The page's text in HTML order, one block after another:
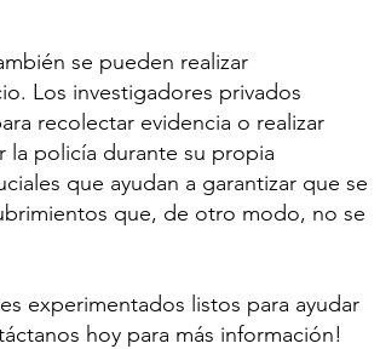
se pueden realizar
Los investigadores privados
recolectar evidencia o realizar
policía durante su propia
que ayudan a garantizar que se
que, de otro modo, no se
experimentados listos para ayudar
hoy para más información!